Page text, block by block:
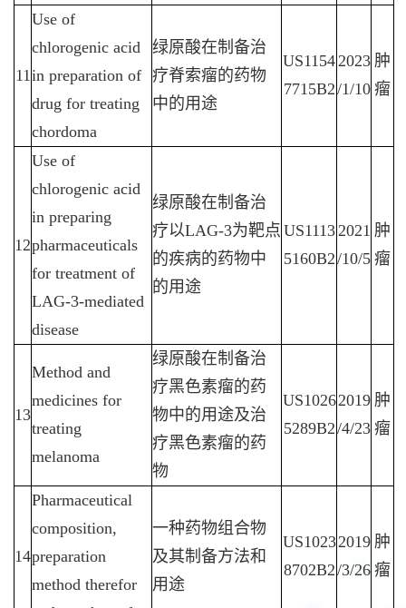
11
Use of
chlorogenic acid
in preparation of
drug for treating
chordoma
绿原酸在制备治
疗脊索瘤的药物
中的用途
US1154
7715B2
2023
/1/10
肿
瘤
12
Use of
chlorogenic acid
in preparing
pharmaceuticals
for treatment of
LAG-3-mediated
disease
绿原酸在制备治
疗以LAG-3为靶点
的疾病的药物中
的用途
US1113
5160B2
2021
/10/5
肿
瘤
13
Method and
medicines for
treating
melanoma
绿原酸在制备治
疗黑色素瘤的药
物中的用途及治
疗黑色素瘤的药
物
US1026
5289B2
2019
/4/23
肿
瘤
14
Pharmaceutical
composition,
preparation
method therefor
一种药物组合物
及其制备方法和
用途
US1023
8702B2
2019
/3/26
肿
瘤